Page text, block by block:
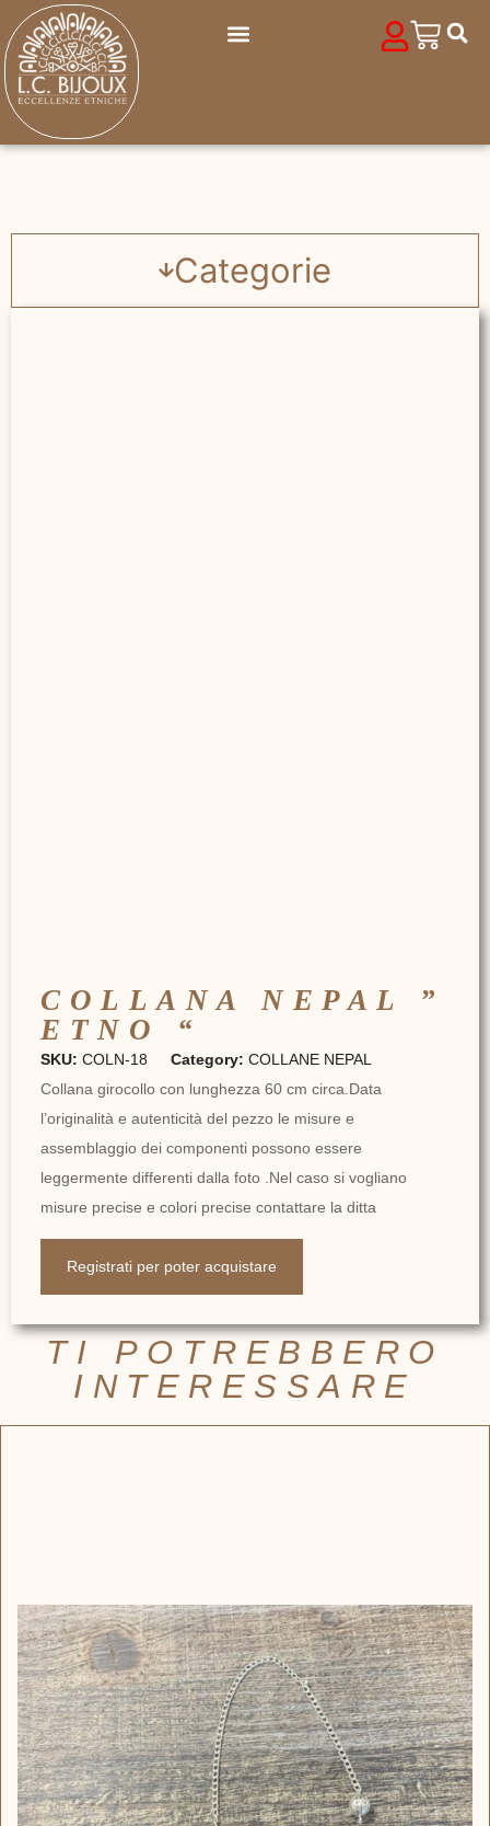
Categorie
COLLANA NEPAL ”
ETNO “
SKU: COLN-18 Category: COLLANE NEPAL
Collana girocollo con lunghezza 60 cm circa.Data
l’originalità e autenticità del pezzo le misure e
assemblaggio dei componenti possono essere
leggermente differenti dalla foto .Nel caso si vogliano
misure precise e colori precise contattare la ditta
Registrati per poter acquistare
TI POTREBBERO
INTERESSARE